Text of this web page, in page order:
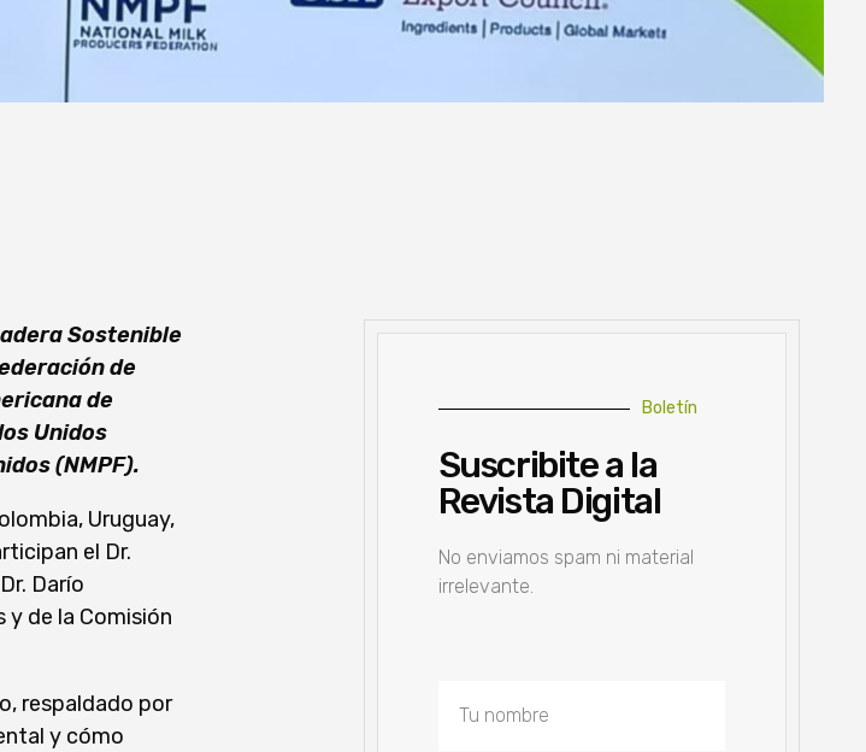
Sostenible
de
de
Unidos
(NMPF).
Uruguay,
el Dr.
Darío
y de la Comisión
respaldado por
y cómo
Boletín
Suscribite a la
Revista Digital
No enviamos spam ni material
irrelevante.